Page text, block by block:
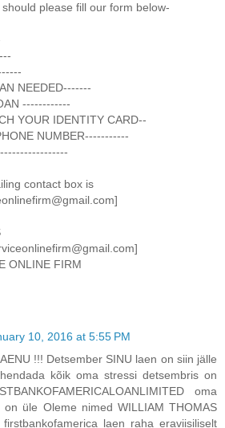
please fill our form below-
NEEDED-------
------------
YOUR IDENTITY CARD--
NUMBER-----------
contact box is
ONLINE FIRM
10, 2016 at 5:55 PM
!!! Detsember SINU laen on siin jälle
kõik oma stressi detsembris on
oma
on üle Oleme nimed WILLIAM THOMAS
laen raha eraviisiliselt